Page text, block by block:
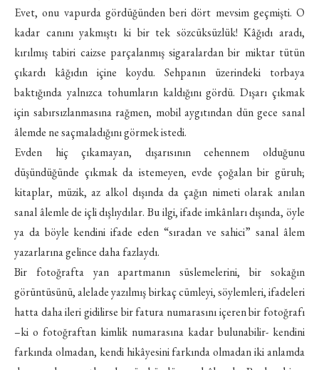
Evet, onu vapurda gördüğünden beri dört mevsim geçmişti. O
kadar canını yakmıştı ki bir tek sözcüksüzlük! Kâğıdı aradı,
kırılmış tabiri caizse parçalanmış sigaralardan bir miktar tütün
çıkardı kâğıdın içine koydu. Sehpanın üzerindeki torbaya
baktığında yalnızca tohumların kaldığını gördü. Dışarı çıkmak
için sabırsızlanmasına rağmen, mobil aygıtından dün gece sanal
âlemde ne saçmaladığını görmek istedi.
Evden hiç çıkamayan, dışarısının cehennem olduğunu
düşündüğünde çıkmak da istemeyen, evde çoğalan bir güruh;
kitaplar, müzik, az alkol dışında da çağın nimeti olarak anılan
sanal âlemle de içli dışlıydılar. Bu ilgi, ifade imkânları dışında, öyle
ya da böyle kendini ifade eden “sıradan ve sahici” sanal âlem
yazarlarına gelince daha fazlaydı.
Bir fotoğrafta yan apartmanın süslemelerini, bir sokağın
görüntüsünü, alelade yazılmış birkaç cümleyi, söylemleri, ifadeleri
hatta daha ileri gidilirse bir fatura numarasını içeren bir fotoğrafı
–ki o fotoğraftan kimlik numarasına kadar bulunabilir- kendini
farkında olmadan, kendi hikâyesini farkında olmadan iki anlamda